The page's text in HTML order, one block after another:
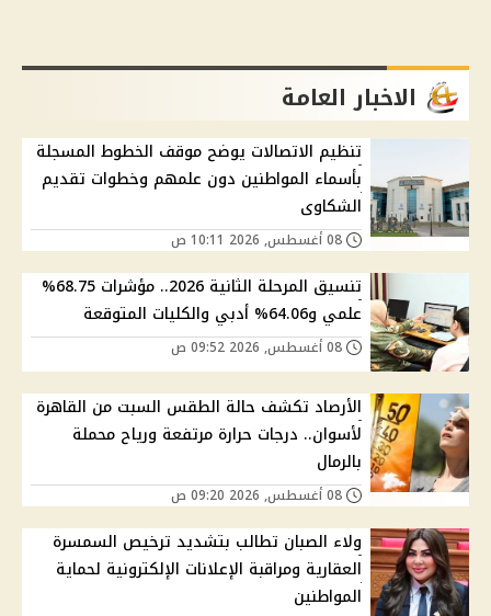
الاخبار العامة
تنظيم الاتصالات يوضح موقف الخطوط المسجلة
بأسماء المواطنين دون علمهم وخطوات تقديم
الشكاوى
تنسيق المرحلة الثانية 2026.. مؤشرات 68.75%
علمي و64.06% أدبي والكليات المتوقعة
الأرصاد تكشف حالة الطقس السبت من القاهرة
لأسوان.. درجات حرارة مرتفعة ورياح محملة
بالرمال
ولاء الصبان تطالب بتشديد ترخيص السمسرة
العقارية ومراقبة الإعلانات الإلكترونية لحماية
المواطنين